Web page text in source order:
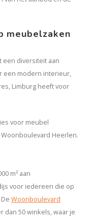
meubelzaken
een diversiteit aan
een modern interieur,
Limburg heeft voor
voor meubel
Heerlen.
m² aan
voor iedereen die op
De Woonboulevard
dan 50 winkels, waar je